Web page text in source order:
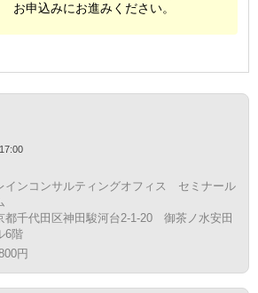
お申込みにお進みください。
インコンサルティングオフィス セミナール
都千代田区神田駿河台2-1-20 御茶ノ水安田
6階
円